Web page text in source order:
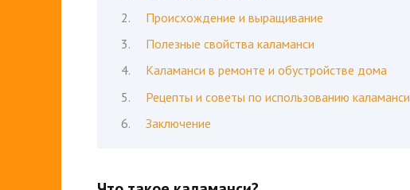
Происхождение и выращивание
Полезные свойства каламанси
Каламанси в ремонте и обустройстве дома
Рецепты и советы по использованию каламанси
Заключение